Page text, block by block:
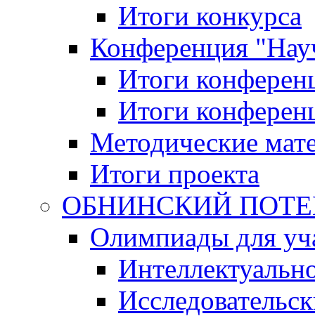
Итоги конкурса
Конференция
Итоги
Итоги
Методические
Итоги проекта
ОБНИНСКИЙ
Олимпиады для